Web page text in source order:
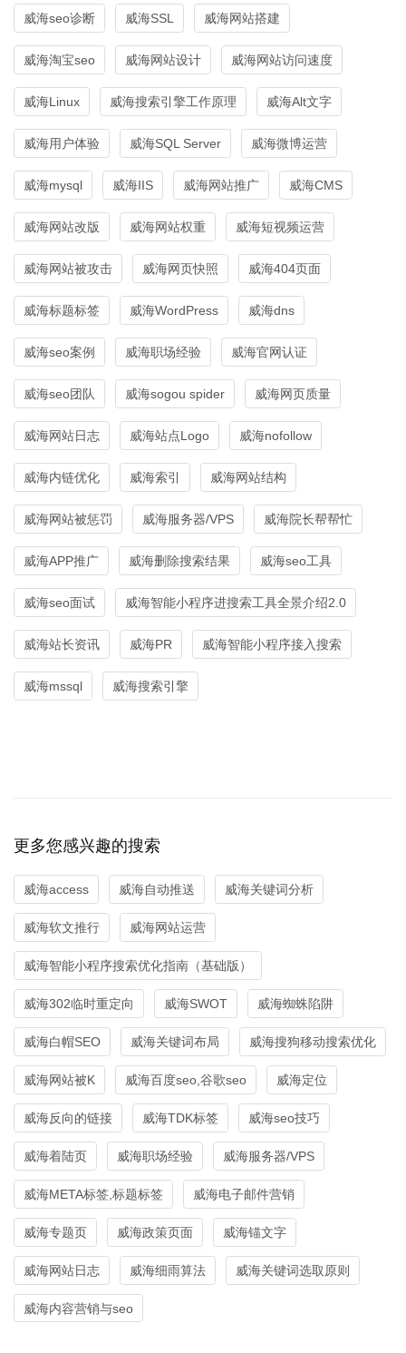
威海seo诊断 威海SSL 威海网站搭建
威海淘宝seo 威海网站设计 威海网站访问速度
威海Linux 威海搜索引擎工作原理 威海Alt文字
威海用户体验 威海SQL Server 威海微博运营
威海mysql 威海IIS 威海网站推广 威海CMS
威海网站改版 威海网站权重 威海短视频运营
威海网站被攻击 威海网页快照 威海404页面
威海标题标签 威海WordPress 威海dns
威海seo案例 威海职场经验 威海官网认证
威海seo团队 威海sogou spider 威海网页质量
威海网站日志 威海站点Logo 威海nofollow
威海内链优化 威海索引 威海网站结构
威海网站被惩罚 威海服务器/VPS 威海院长帮帮忙
威海APP推广 威海删除搜索结果 威海seo工具
威海seo面试 威海智能小程序进搜索工具全景介绍2.0
威海站长资讯 威海PR 威海智能小程序接入搜索
威海mssql 威海搜索引擎
更多您感兴趣的搜索
威海access 威海自动推送 威海关键词分析
威海软文推行 威海网站运营
威海智能小程序搜索优化指南（基础版）
威海302临时重定向 威海SWOT 威海蜘蛛陷阱
威海白帽SEO 威海关键词布局 威海搜狗移动搜索优化
威海网站被K 威海百度seo,谷歌seo 威海定位
威海反向的链接 威海TDK标签 威海seo技巧
威海着陆页 威海职场经验 威海服务器/VPS
威海META标签,标题标签 威海电子邮件营销
威海专题页 威海政策页面 威海锚文字
威海网站日志 威海细雨算法 威海关键词选取原则
威海内容营销与seo